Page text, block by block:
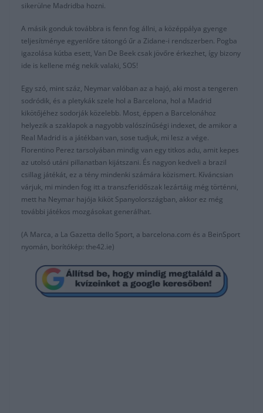
sikerülne Madridba hozni.
A másik gonduk továbbra is fenn fog állni, a középpálya gyenge
teljesítménye egyenlőre tátongó űr a Zidane-i rendszerben. Pogba
igazolása kútba esett, Van De Beek csak jövőre érkezhet, így bizony
ide is kellene még nekik valaki, SOS!
Egy szó, mint száz, Neymar valóban az a hajó, aki most a tengeren
sodródik, és a pletykák szele hol a Barcelona, hol a Madrid
kikötőjéhez sodorják közelebb. Most, éppen a Barcelonához
helyezik a szaklapok a nagyobb valószínűségi indexet, de amikor a
Real Madrid is a játékban van, sose tudjuk, mi lesz a vége.
Florentino Perez tarsolyában mindig van egy titkos adu, amit kepes
az utolsó utáni pillanatban kijátszani. És nagyon kedveli a brazil
csillag játékát, ez a tény mindenki számára közismert. Kíváncsian
várjuk, mi minden fog itt a transzferidőszak lezártáig még történni,
mett ha Neymar hajója kiköt Spanyolországban, akkor ez még
további játékos mozgásokat generálhat.
(A Marca, a La Gazetta dello Sport, a barcelona.com és a BeinSport
nyomán, borítókép: the42.ie)